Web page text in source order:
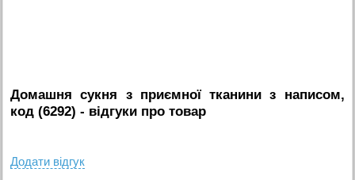
Домашня сукня з приємної тканини з написом,
код (6292) - вiдгуки про товар
Додати вiдгук